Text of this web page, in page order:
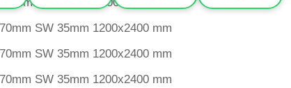
SW 35mm 1200x2400 mm
SW 35mm 1200x2400 mm
SW 35mm 1200x2400 mm